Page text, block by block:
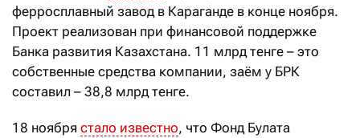
ферросплавный завод в Караганде в конце ноября.
Проект реализован при финансовой поддержке
Банка развития Казахстана. 11 млрд тенге – это
собственные средства компании, заём у БРК
составил – 38,8 млрд тенге.
18 ноября стало известно, что Фонд Булата